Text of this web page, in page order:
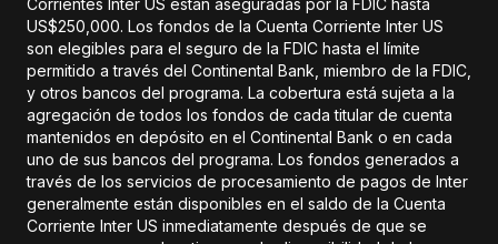
US$250,000. Los fondos de la Cuenta Corriente Inter US
son elegibles para el seguro de la FDIC hasta el límite
permitido a través del Continental Bank, miembro de la FDIC,
y otros bancos del programa. La cobertura está sujeta a la
agregación de todos los fondos de cada titular de cuenta
mantenidos en depósito en el Continental Bank o en cada
uno de sus bancos del programa. Los fondos generados a
través de los servicios de procesamiento de pagos de Inter
generalmente están disponibles en el saldo de la Cuenta
Corriente Inter US inmediatamente después de que se